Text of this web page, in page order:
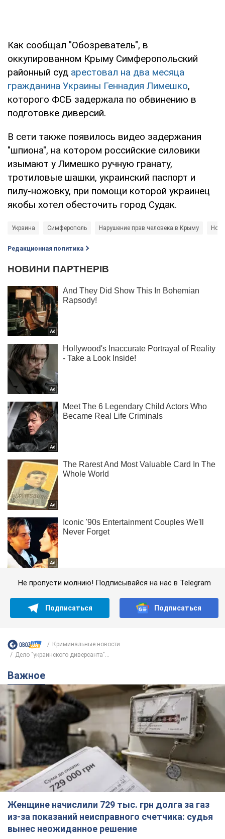
Как сообщал "Обозреватель", в
оккупированном Крыму Симферопольский
районный суд арестовал на два месяца
гражданина Украины Геннадия Лимешко,
которого ФСБ задержала по обвинению в
подготовке диверсий.
В сети также появилось видео задержания
"шпиона", на котором российские силовики
изымают у Лимешко ручную гранату,
тротиловые шашки, украинский паспорт и
пилу-ножовку, при помощи которой украинец
якобы хотел обесточить город Судак.
Украина Симферополь Нарушение прав человека в Крыму
Редакционная политика
Не пропусти молнию! Подписывайся на нас в Telegram
Подписаться Подписаться
Криминальные новости
Дело "украинского диверсанта"...
Важное
Женщине начислили 729 тыс. грн долга за газ
из-за показаний неисправного счетчика: судья
вынес неожиданное решение